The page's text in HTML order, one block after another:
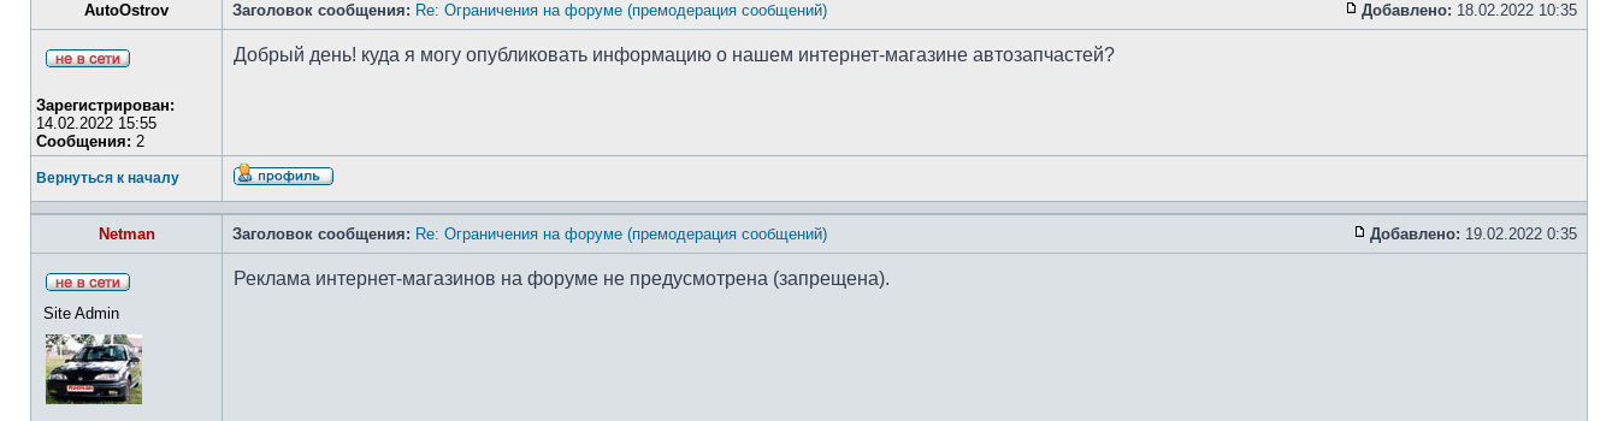
AutoOstrov Заголовок сообщения: Re: Ограничения на форуме (премодерация сообщений) Добавлено: 18.02.2022 10:35
Зарегистрирован:
14.02.2022 15:55
Сообщения: 2
Добрый день! куда я могу опубликовать информацию о нашем интернет-магазине автозапчастей?
Вернуться к началу
Netman Заголовок сообщения: Re: Ограничения на форуме (премодерация сообщений) Добавлено: 19.02.2022 0:35
Site Admin
Реклама интернет-магазинов на форуме не предусмотрена (запрещена).